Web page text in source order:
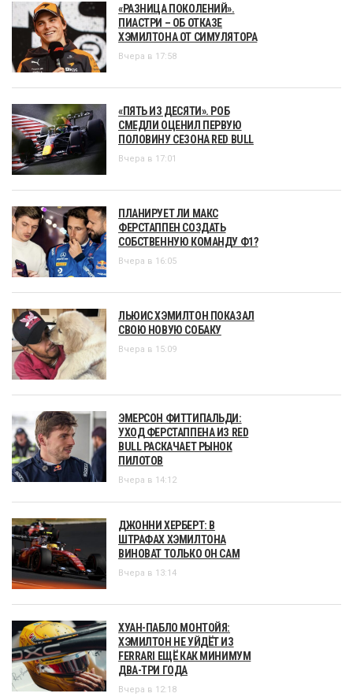
«РАЗНИЦА ПОКОЛЕНИЙ».
ПИАСТРИ – ОБ ОТКАЗЕ
ХЭМИЛТОНА ОТ СИМУЛЯТОРА
Вчера в 17:58
«ПЯТЬ ИЗ ДЕСЯТИ». РОБ
СМЕДЛИ ОЦЕНИЛ ПЕРВУЮ
ПОЛОВИНУ СЕЗОНА RED BULL
Вчера в 17:01
ПЛАНИРУЕТ ЛИ МАКС
ФЕРСТАППЕН СОЗДАТЬ
СОБСТВЕННУЮ КОМАНДУ Ф1?
Вчера в 16:05
ЛЬЮИС ХЭМИЛТОН ПОКАЗАЛ
СВОЮ НОВУЮ СОБАКУ
Вчера в 15:09
ЭМЕРСОН ФИТТИПАЛЬДИ:
УХОД ФЕРСТАППЕНА ИЗ RED
BULL РАСКАЧАЕТ РЫНОК
ПИЛОТОВ
Вчера в 14:12
ДЖОННИ ХЕРБЕРТ: В
ШТРАФАХ ХЭМИЛТОНА
ВИНОВАТ ТОЛЬКО ОН САМ
Вчера в 13:14
ХУАН-ПАБЛО МОНТОЙЯ:
ХЭМИЛТОН НЕ УЙДЁТ ИЗ
FERRARI ЕЩЁ КАК МИНИМУМ
ДВА-ТРИ ГОДА
Вчера в 12:18